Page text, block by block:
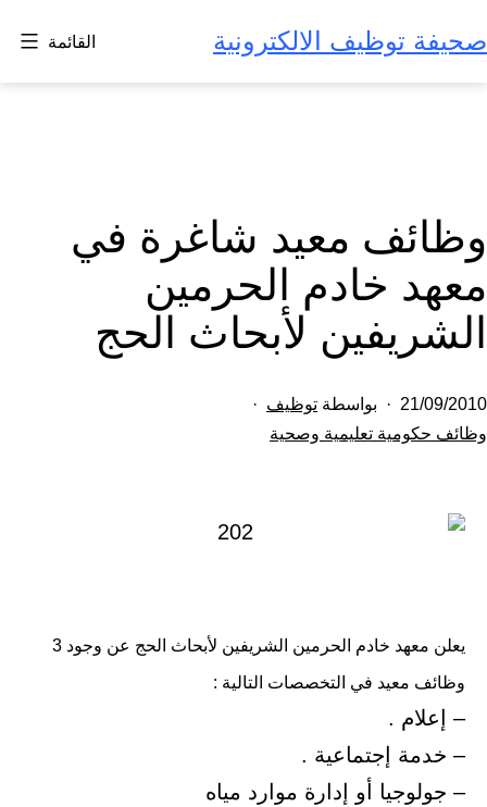
إلى
المحتوى
صحيفة توظيف الالكترونية القائمة
وظائف معيد شاغرة في
معهد خادم الحرمين
الشريفين لأبحاث الحج
تم
النشر
21/09/2010 بواسطة توظيف
مصنف
وظائف حكومية تعليمية وصحية
يعلن معهد خادم الحرمين الشريفين لأبحاث الحج عن وجود 3
وظائف معيد في التخصصات التالية :
– إعلام .
– خدمة إجتماعية .
– جولوجيا أو إدارة موارد مياه